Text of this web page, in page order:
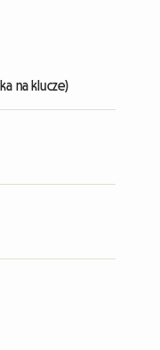
na klucze)